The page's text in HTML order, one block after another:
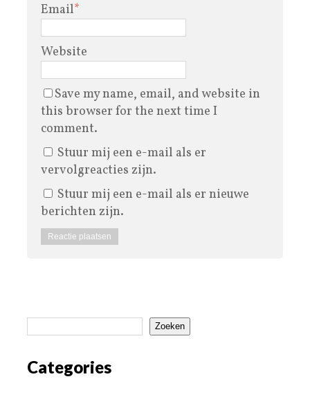
Email*
Website
Save my name, email, and website in
this browser for the next time I
comment.
Stuur mij een e-mail als er
vervolgreacties zijn.
Stuur mij een e-mail als er nieuwe
berichten zijn.
Zoeken
Categories